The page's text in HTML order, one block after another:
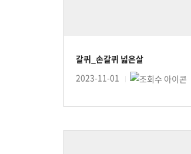
갈퀴_손갈퀴 넓은살
2023-11-01